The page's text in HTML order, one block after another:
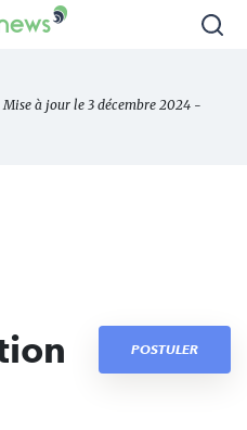
à jour le 3 décembre 2024 -
POSTULER